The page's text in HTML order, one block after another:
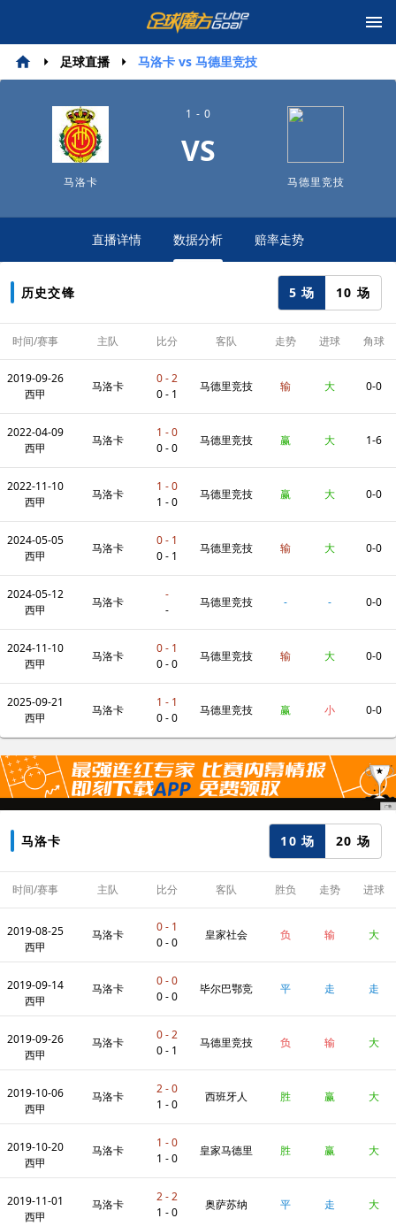
足球直播 马洛卡 vs 马德里竞技
马洛卡
1 - 0
VS
马德里竞技
直播详情 数据分析 赔率走势
历史交锋 5 场 10 场
时间/赛事 主队 比分 客队 走势 进球 角球
2019-09-26
西甲
马洛卡
0 - 2
0 - 1
马德里竞技 输 大 0-0
2022-04-09
西甲
马洛卡
1 - 0
0 - 0
马德里竞技 赢 大 1-6
2022-11-10
西甲
马洛卡
1 - 0
1 - 0
马德里竞技 赢 大 0-0
2024-05-05
西甲
马洛卡
0 - 1
0 - 1
马德里竞技 输 大 0-0
2024-05-12
西甲
马洛卡
-
-
马德里竞技 - - 0-0
2024-11-10
西甲
马洛卡
0 - 1
0 - 0
马德里竞技 输 大 0-0
2025-09-21
西甲
马洛卡
1 - 1
0 - 0
马德里竞技 赢 小 0-0
马洛卡 10 场 20 场
时间/赛事 主队 比分 客队 胜负 走势 进球
2019-08-25
西甲
马洛卡
0 - 1
0 - 0
皇家社会 负 输 大
2019-09-14
西甲
马洛卡
0 - 0
0 - 0
毕尔巴鄂竞
技
平 走 走
2019-09-26
西甲
马洛卡
0 - 2
0 - 1
马德里竞技 负 输 大
2019-10-06
西甲
马洛卡
2 - 0
1 - 0
西班牙人 胜 赢 大
2019-10-20
西甲
马洛卡
1 - 0
1 - 0
皇家马德里 胜 赢 大
2019-11-01
西甲
马洛卡
2 - 2
1 - 0
奥萨苏纳 平 走 大